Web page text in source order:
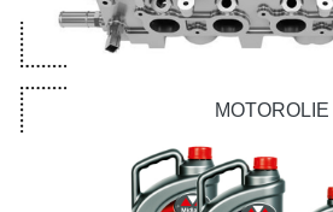
MOTOROLIE